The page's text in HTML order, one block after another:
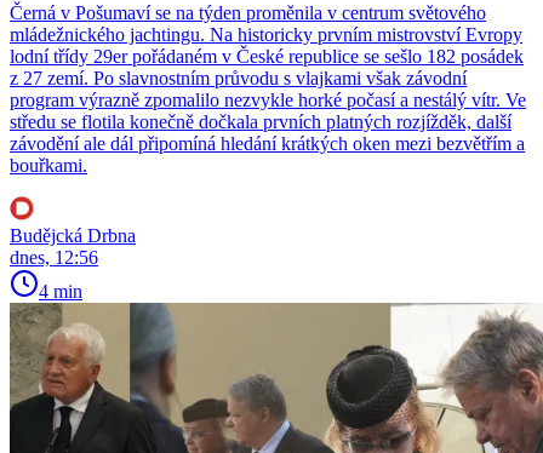
Černá v Pošumaví se na týden proměnila v centrum světového
mládežnického jachtingu. Na historicky prvním mistrovství Evropy
lodní třídy 29er pořádaném v České republice se sešlo 182 posádek
z 27 zemí. Po slavnostním průvodu s vlajkami však závodní
program výrazně zpomalilo nezvykle horké počasí a nestálý vítr. Ve
středu se flotila konečně dočkala prvních platných rozjížděk, další
závodění ale dál připomíná hledání krátkých oken mezi bezvětřím a
bouřkami.
Budějcká Drbna
dnes, 12:56
4 min